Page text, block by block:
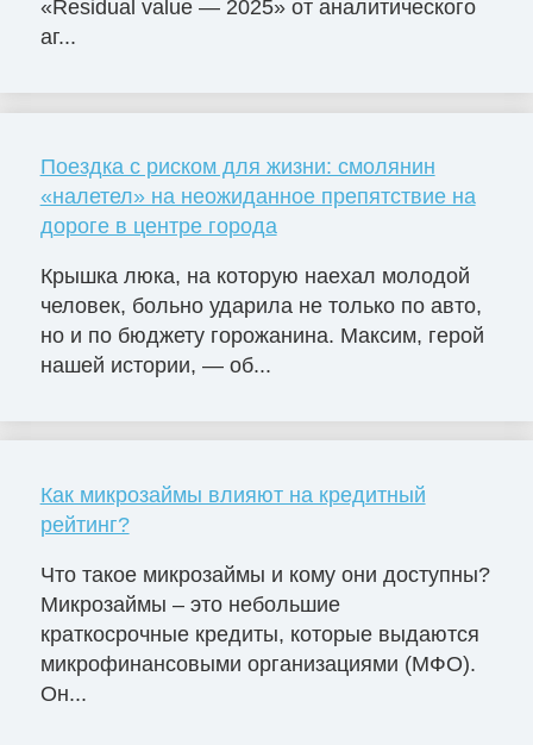
«Residual value — 2025» от аналитического
аг...
Поездка с риском для жизни: смолянин
«налетел» на неожиданное препятствие на
дороге в центре города
Крышка люка, на которую наехал молодой
человек, больно ударила не только по авто,
но и по бюджету горожанина. Максим, герой
нашей истории, — об...
Как микрозаймы влияют на кредитный
рейтинг?
Что такое микрозаймы и кому они доступны?
Микрозаймы – это небольшие
краткосрочные кредиты, которые выдаются
микрофинансовыми организациями (МФО).
Он...